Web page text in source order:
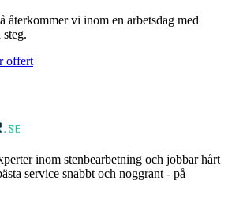
återkommer vi inom en arbetsdag med
offert
inom stenbearbetning och jobbar hårt
service snabbt och noggrant - på